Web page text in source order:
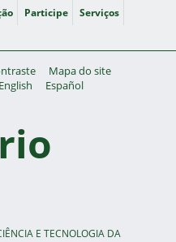
Participe
Serviços
Mapa do site
English Español
E TECNOLOGIA DA